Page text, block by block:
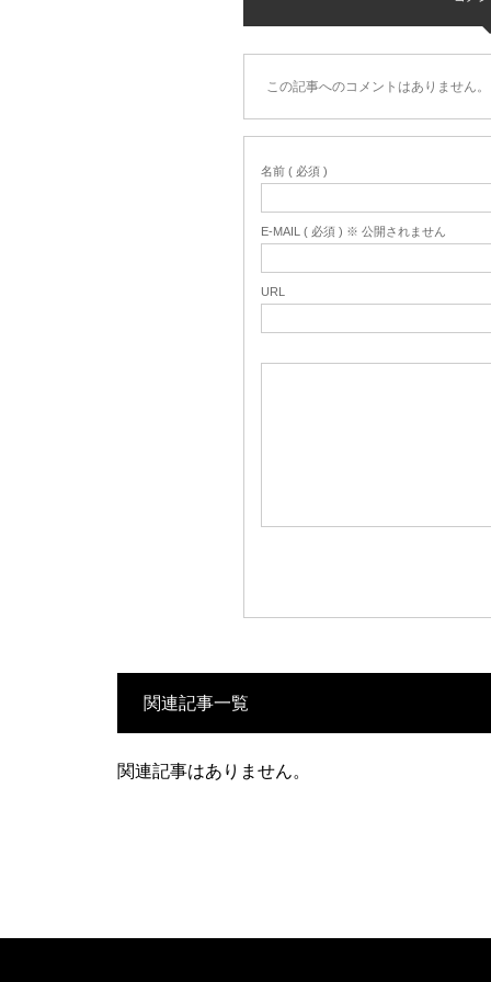
この記事へのコメントはありません。
名前 ( 必須 )
E-MAIL ( 必須 ) ※ 公開されません
URL
関連記事一覧
関連記事はありません。